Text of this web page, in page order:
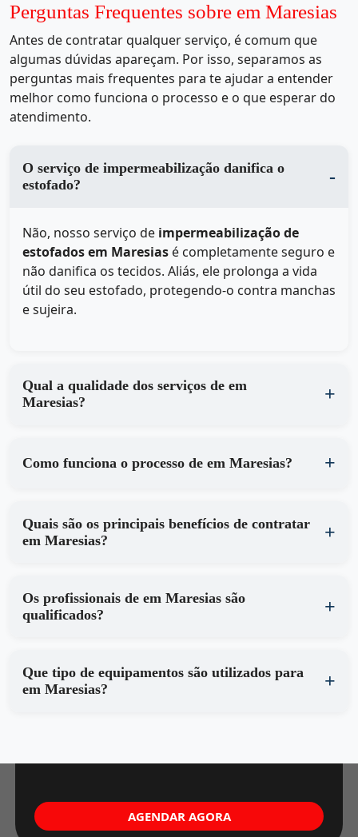
Perguntas Frequentes sobre em Maresias
Antes de contratar qualquer serviço, é comum que
algumas dúvidas apareçam. Por isso, separamos as
perguntas mais frequentes para te ajudar a entender
melhor como funciona o processo e o que esperar do
atendimento.
O serviço de impermeabilização danifica o
estofado?
Não, nosso serviço de impermeabilização de
estofados em Maresias é completamente seguro e
não danifica os tecidos. Aliás, ele prolonga a vida
útil do seu estofado, protegendo-o contra manchas
e sujeira.
Qual a qualidade dos serviços de em
Maresias?
Como funciona o processo de em Maresias?
Quais são os principais benefícios de contratar
em Maresias?
Os profissionais de em Maresias são
qualificados?
Que tipo de equipamentos são utilizados para
em Maresias?
AGENDAR AGORA